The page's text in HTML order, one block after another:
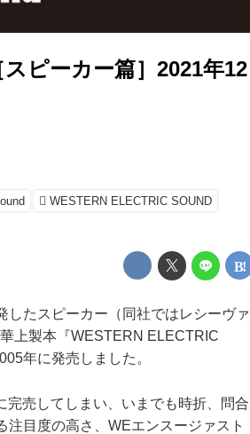
ピーカー篇］2021年12
WESTERN ELECTRIC SOUND
たスピーカー（同社ではレシーヴァ
上製本『WESTERN ELECTRIC
年に発売しました。
売してしまい、いまでも時折、問合
目度の高さ、WEエンスージァスト